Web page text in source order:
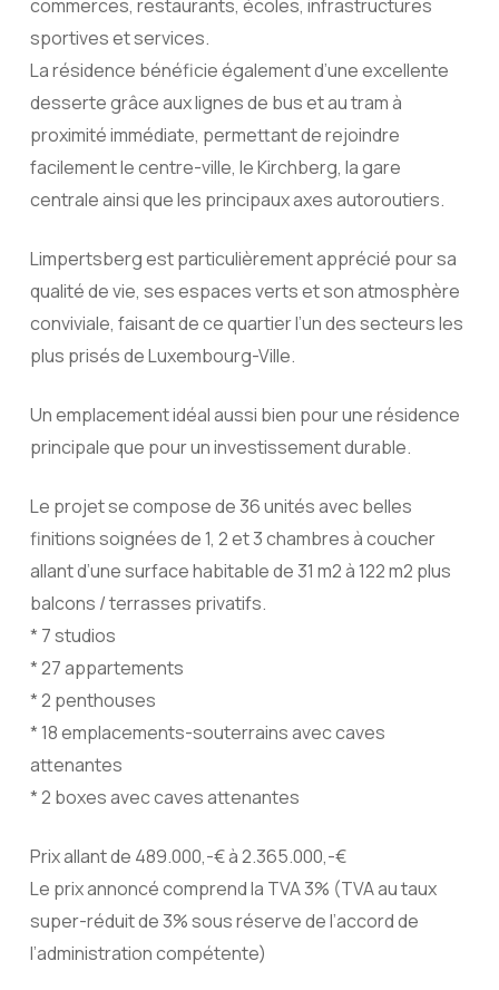
commerces, restaurants, écoles, infrastructures
sportives et services.
La résidence bénéficie également d’une excellente
desserte grâce aux lignes de bus et au tram à
proximité immédiate, permettant de rejoindre
facilement le centre-ville, le Kirchberg, la gare
centrale ainsi que les principaux axes autoroutiers.
Limpertsberg est particulièrement apprécié pour sa
qualité de vie, ses espaces verts et son atmosphère
conviviale, faisant de ce quartier l’un des secteurs les
plus prisés de Luxembourg-Ville.
Un emplacement idéal aussi bien pour une résidence
principale que pour un investissement durable.
Le projet se compose de 36 unités avec belles
finitions soignées de 1, 2 et 3 chambres à coucher
allant d’une surface habitable de 31 m2 à 122 m2 plus
balcons / terrasses privatifs.
* 7 studios
* 27 appartements
* 2 penthouses
* 18 emplacements-souterrains avec caves
attenantes
* 2 boxes avec caves attenantes
Prix allant de 489.000,-€ à 2.365.000,-€
Le prix annoncé comprend la TVA 3% (TVA au taux
super-réduit de 3% sous réserve de l’accord de
l’administration compétente)